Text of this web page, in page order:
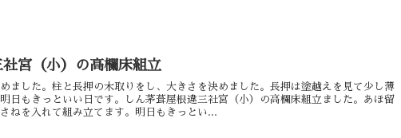
宮（小）の高欄床組立
ました。柱と長押の木取りをし、大きさを決めました。長押は塗越えを見て少し薄
日もきっといい日です。しん茅葺屋根違三社宮（小）の高欄床組立ました。あほ留
ねを入れて組み立てます。明日もきっとい...